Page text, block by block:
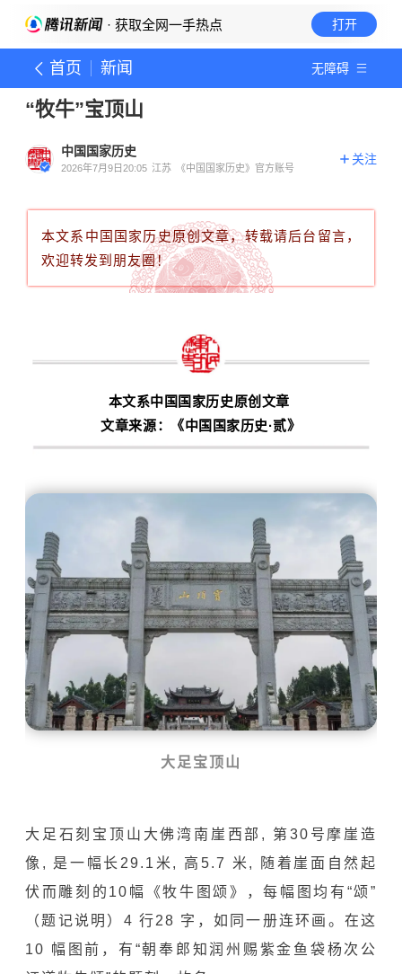
· 获取全网一手热点 打开
首页 新闻 无障碍
“牧牛”宝顶山
中国国家历史
2026年7月9日20:05 江苏 《中国国家历史》官方账号
关注
本文系中国国家历史原创文章，转载请后台留言，
欢迎转发到朋友圈！
本文系中国国家历史原创文章
文章来源：
《中国国家历史·贰》
大足宝顶山
大 足石刻宝顶山大佛湾南崖西部, 第30号摩崖造
像, 是一幅长29.1米, 高5.7 米, 随着崖面自然起
伏而雕刻的10幅《牧牛图颂》，每幅图均有“颂”
（题记说明）4 行28 字，如同一册连环画。在这
10 幅图前，有“朝奉郎知润州赐紫金鱼袋杨次公